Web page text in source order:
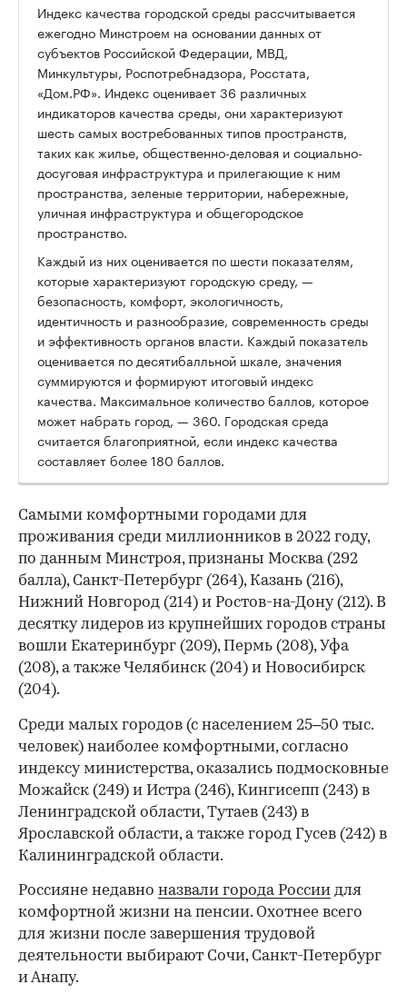
Индекс качества городской среды рассчитывается
ежегодно Минстроем на основании данных от
субъектов Российской Федерации, МВД,
Минкультуры, Роспотребнадзора, Росстата,
«Дом.РФ». Индекс оценивает 36 различных
индикаторов качества среды, они характеризуют
шесть самых востребованных типов пространств,
таких как жилье, общественно-деловая и социально-
досуговая инфраструктура и прилегающие к ним
пространства, зеленые территории, набережные,
уличная инфраструктура и общегородское
пространство.
Каждый из них оценивается по шести показателям,
которые характеризуют городскую среду, —
безопасность, комфорт, экологичность,
идентичность и разнообразие, современность среды
и эффективность органов власти. Каждый показатель
оценивается по десятибалльной шкале, значения
суммируются и формируют итоговый индекс
качества. Максимальное количество баллов, которое
может набрать город, — 360. Городская среда
считается благоприятной, если индекс качества
составляет более 180 баллов.
Самыми комфортными городами для
проживания среди миллионников в 2022 году,
по данным Минстроя, признаны Москва (292
балла), Санкт-Петербург (264), Казань (216),
Нижний Новгород (214) и Ростов-на-Дону (212). В
десятку лидеров из крупнейших городов страны
вошли Екатеринбург (209), Пермь (208), Уфа
(208), а также Челябинск (204) и Новосибирск
(204).
Среди малых городов (с населением 25–50 тыс.
человек) наиболее комфортными, согласно
индексу министерства, оказались подмосковные
Можайск (249) и Истра (246), Кингисепп (243) в
Ленинградской области, Тутаев (243) в
Ярославской области, а также город Гусев (242) в
Калининградской области.
Россияне недавно назвали города России для
комфортной жизни на пенсии. Охотнее всего
для жизни после завершения трудовой
деятельности выбирают Сочи, Санкт-Петербург
и Анапу.